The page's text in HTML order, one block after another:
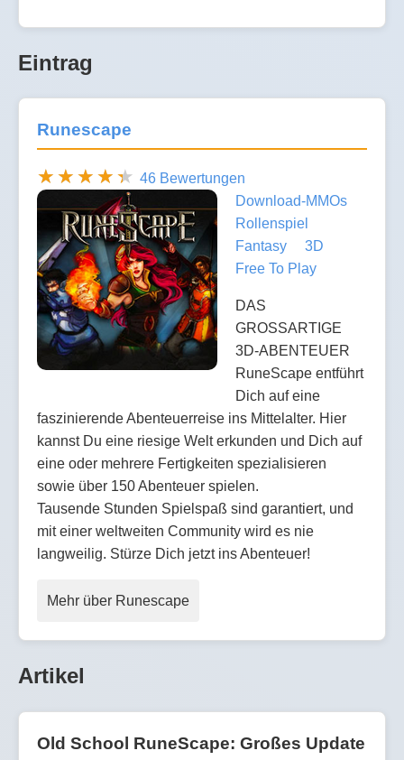
Eintrag
Runescape
46 Bewertungen
Download-MMOs
Rollenspiel
Fantasy
3D
Free To Play
DAS
GROSSARTIGE
3D-ABENTEUER
RuneScape entführt
Dich auf eine
faszinierende Abenteuerreise ins Mittelalter. Hier
kannst Du eine riesige Welt erkunden und Dich auf
eine oder mehrere Fertigkeiten spezialisieren
sowie über 150 Abenteuer spielen.
Tausende Stunden Spielspaß sind garantiert, und
mit einer weltweiten Community wird es nie
langweilig. Stürze Dich jetzt ins Abenteuer!
Mehr über Runescape
Artikel
Old School RuneScape: Großes Update